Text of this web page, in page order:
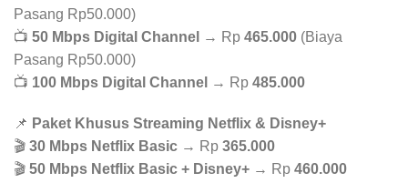
Pasang Rp50.000)
📺 50 Mbps Digital Channel → Rp 465.000 (Biaya
Pasang Rp50.000)
📺 100 Mbps Digital Channel → Rp 485.000
📌 Paket Khusus Streaming Netflix & Disney+
🎬 30 Mbps Netflix Basic → Rp 365.000
🎬 50 Mbps Netflix Basic + Disney+ → Rp 460.000